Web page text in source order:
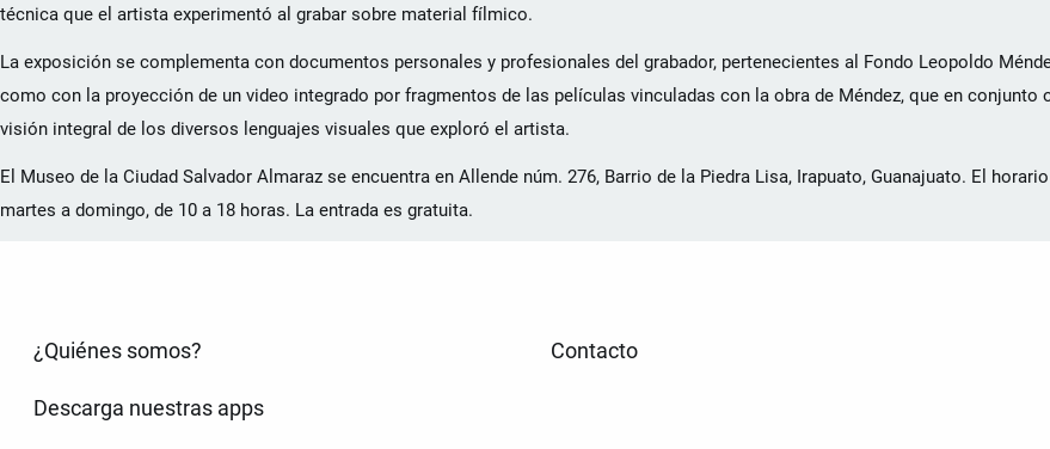
técnica que el artista experimentó al grabar sobre material fílmico.
La exposición se complementa con documentos personales y profesionales del grabador, pertenecientes al Fondo Leopoldo
como con la proyección de un video integrado por fragmentos de las películas vinculadas con la obra de Méndez, que en conjunto
visión integral de los diversos lenguajes visuales que exploró el artista.
El Museo de la Ciudad Salvador Almaraz se encuentra en Allende núm. 276, Barrio de la Piedra Lisa, Irapuato, Guanajuato. El
martes a domingo, de 10 a 18 horas. La entrada es gratuita.
¿Quiénes somos? Contacto
Descarga nuestras apps